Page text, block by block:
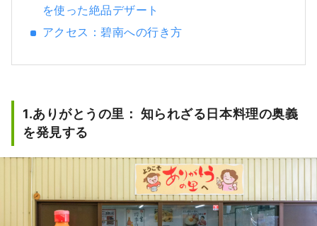
を使った絶品デザート
アクセス：碧南への行き方
1.ありがとうの里： 知られざる日本料理の奥義
を発見する